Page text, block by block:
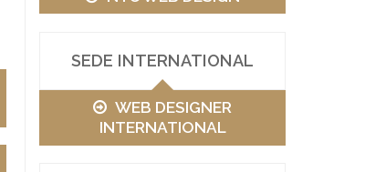
SEDE INTERNATIONAL
WEB DESIGNER
INTERNATIONAL